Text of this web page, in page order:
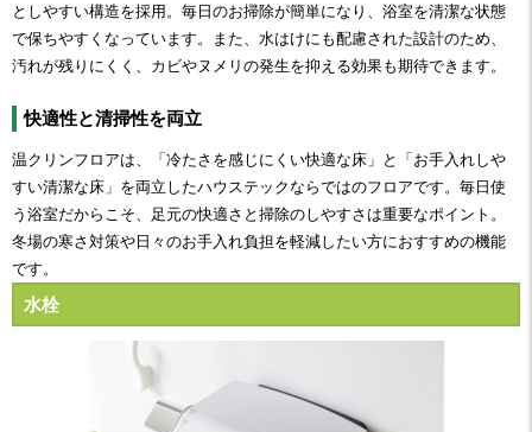
としやすい構造を採用。毎日のお掃除が簡単になり、浴室を清潔な状態
で保ちやすくなっています。また、水はけにも配慮された設計のため、
汚れが残りにくく、カビやヌメリの発生を抑える効果も期待できます。
快適性と清掃性を両立
温クリンフロアは、「冷たさを感じにくい快適な床」と「お手入れしや
すい清潔な床」を両立したハウステックならではのフロアです。毎日使
う浴室だからこそ、足元の快適さと掃除のしやすさは重要なポイント。
冬場の寒さ対策や日々のお手入れ負担を軽減したい方におすすめの機能
です。
水栓